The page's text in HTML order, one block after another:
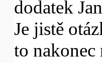
dodatek
Je jistě
to